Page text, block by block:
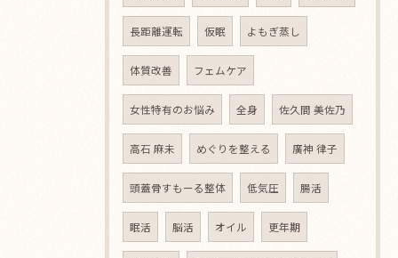
長距離運転 仮眠 よもぎ蒸し
体質改善 フェムケア
女性特有のお悩み 全身 佐久間 美佐乃
高石 麻未 めぐりを整える 廣神 律子
頭蓋骨すもーる整体 低気圧 腸活
眠活 脳活 オイル 更年期